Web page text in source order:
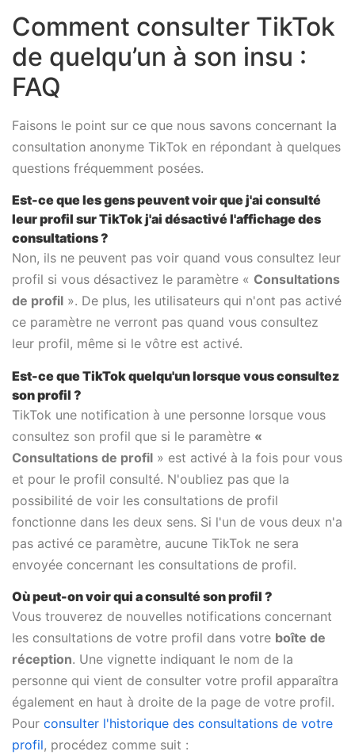
Comment consulter TikTok
de quelqu’un à son insu :
FAQ
Faisons le point sur ce que nous savons concernant la
consultation anonyme TikTok en répondant à quelques
questions fréquemment posées.
Est-ce que les gens peuvent voir que j'ai consulté
leur profil sur TikTok j'ai désactivé l'affichage des
consultations ?
Non, ils ne peuvent pas voir quand vous consultez leur
profil si vous désactivez le paramètre « Consultations
de profil ». De plus, les utilisateurs qui n'ont pas activé
ce paramètre ne verront pas quand vous consultez
leur profil, même si le vôtre est activé.
Est-ce que TikTok quelqu'un lorsque vous consultez
son profil ?
TikTok une notification à une personne lorsque vous
consultez son profil que si le paramètre «
Consultations de profil » est activé à la fois pour vous
et pour le profil consulté. N'oubliez pas que la
possibilité de voir les consultations de profil
fonctionne dans les deux sens. Si l'un de vous deux n'a
pas activé ce paramètre, aucune TikTok ne sera
envoyée concernant les consultations de profil.
Où peut-on voir qui a consulté son profil ?
Vous trouverez de nouvelles notifications concernant
les consultations de votre profil dans votre boîte de
réception. Une vignette indiquant le nom de la
personne qui vient de consulter votre profil apparaîtra
également en haut à droite de la page de votre profil.
Pour consulter l'historique des consultations de votre
profil, procédez comme suit :